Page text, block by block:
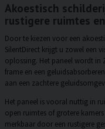
Akoestisch
rustigere ruimtes
Door te kiezen voor een
SilentDirect krijgt u zowel een
oplossing. Het paneel wordt in
frame en een
aan een zachtere
Het paneel is vooral nuttig in
open ruimtes of grotere
merkbaar door een rustigere